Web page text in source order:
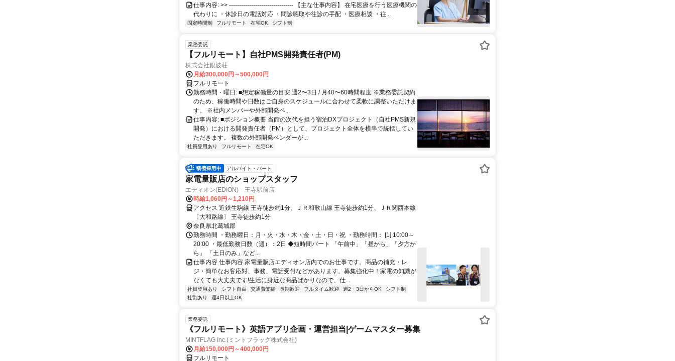
仕事内容: >> -------------------------------- 【主な仕事内容】 在宅医療を行う医療機関の
代わりに ・休診日の電話対応 ・問診聴取や往診の手配 ・医療相談 ・往...
固定時間制 フルリモート 在宅OK シフト制
業務委託
【フルリモート】自社PMS開発責任者(PM)
株式会社銀波荘
月給300,000円～500,000円
フルリモート
勤務時間・曜日: ■想定稼働量の目安 週2〜3日 / 月40〜60時間程度 ※業務委託契約
のため、稼働時間や日数はご自身のスケジュールに合わせて柔軟に調整いただけま
す。 ※社内メンバーや外部開発ベ...
仕事内容: ■ポジション概要 当館の次代を担う宿泊DXプロジェクト（自社PMS新規
開発）における開発責任者（PM）として、プロジェクト全体を横串で統括してい
ただきます。 複数の外部開発ベンダーが...
社員登用あり フルリモート 在宅OK
アルバイト・パート
家電量販店のショップスタッフ
エディオン(EDION) 王寺駅前店
時給1,060円～1,210円
アクセス 近鉄生駒線 王寺徒歩約1分、ＪＲ和歌山線 王寺徒歩約1分、ＪＲ関西本線
〔大和路線〕 王寺徒歩約1分
奈良県北葛城郡
勤務時間 ・勤務曜日：月・火・水・木・金・土・日・祝 ・勤務時間： [1] 10:00～
20:00 ・最低勤務日数（週）：2日 ◆短時間パート 「午前中」「昼から」「夕方か
ら」 「土日のみ」など...
仕事内容 仕事内容 家電量販店エディオン店内でのお仕事です。商品の補充・レ
ジ・簡単なお客応対、事務、電話受付などがあります。募集強化中！家電の知識が
なくても大丈夫です!生活に身近な商品ばかりなので、仕...
社員登用あり シフト自由 交通費支給 長期歓迎 フルタイム歓迎 週2・3日からOK
シフト制
社割あり
週4日以上OK
業務委託
《フルリモート》英語アプリ企画・運営担当|ゲームマスター募集
MINTFLAG Inc.(ミントフラッグ株式会社)
月給150,000円～400,000円
フルリモート